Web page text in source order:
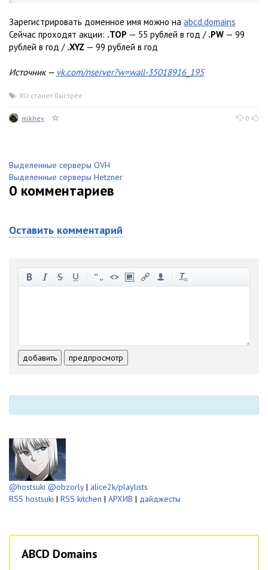
Зарегистрировать доменное имя можно на abcd.domains
Сейчас проходят акции: .TOP — 55 рублей в год / .PW — 99
рублей в год / .XYZ — 99 рублей в год
Источник — vk.com/nserver?w=wall-35018916_195
RU станет быстрее
mikhey 0
Выделенные серверы OVH
Выделенные серверы Hetzner
0 комментариев
Оставить комментарий
-
-
-
добавить предпросмотр
@hostsuki @obzorly| alice2k/playlists
RSS hostsuki | RSS kitchen | АРХИВ | дайджесты
ABCD Domains